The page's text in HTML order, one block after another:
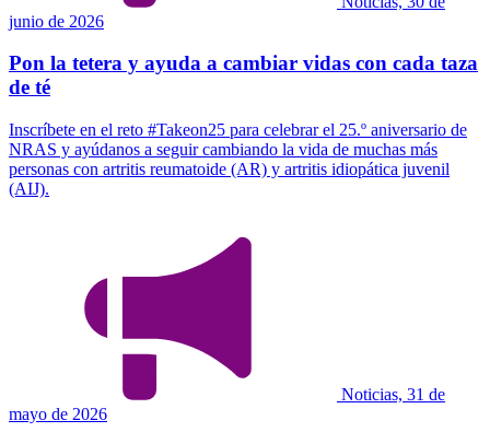
junio de 2026
Pon la tetera y ayuda a cambiar vidas con cada taza
de té
Inscríbete en el reto #Takeon25 para celebrar el 25.º aniversario de
NRAS y ayúdanos a seguir cambiando la vida de muchas más
personas con artritis reumatoide (AR) y artritis idiopática juvenil
(AIJ).
Noticias, 31 de
mayo de 2026